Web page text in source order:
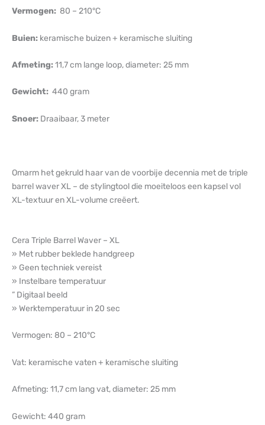
Vermogen: 80 – 210°C
Buien: keramische buizen + keramische sluiting
Afmeting:11,7 cm lange loop, diameter: 25 mm
Gewicht: 440 gram
Snoer: Draaibaar, 3 meter
Omarm het gekruld haar van de voorbije decennia met de triple
barrel waver XL – de stylingtool die moeiteloos een kapsel vol
XL-textuur en XL-volume creëert.
Cera Triple Barrel Waver – XL
» Met rubber beklede handgreep
» Geen techniek vereist
» Instelbare temperatuur
” Digitaal beeld
» Werktemperatuur in 20 sec
Vermogen: 80 – 210°C
Vat: keramische vaten + keramische sluiting
Afmeting: 11,7 cm lang vat, diameter: 25 mm
Gewicht: 440 gram